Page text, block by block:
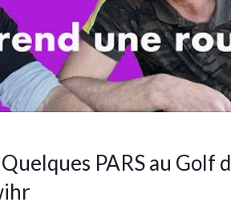
PARS au Golf d